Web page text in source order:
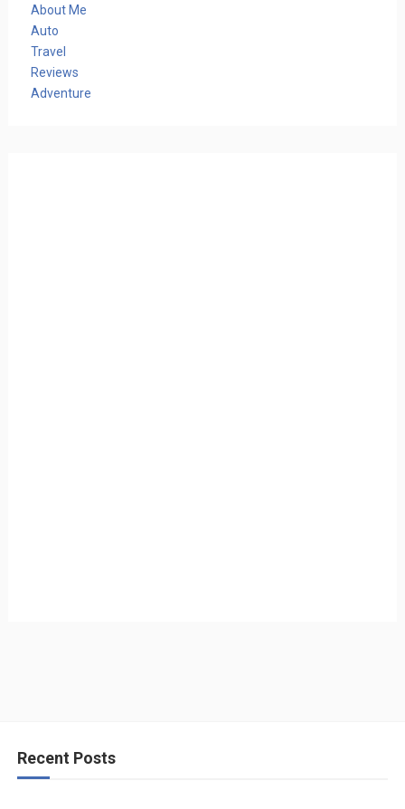
About Me
Auto
Travel
Reviews
Adventure
Recent Posts